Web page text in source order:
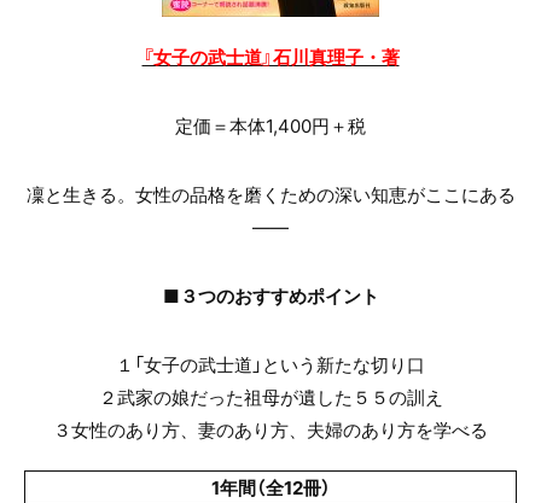
『女子の武士道』石川真理子・著
定価＝本体1,400円＋税
凜と生きる。女性の品格を磨くための深い知恵がここにある
——
■３つのおすすめポイント
１「女子の武士道」という新たな切り口
２武家の娘だった祖母が遺した５５の訓え
３女性のあり方、妻のあり方、夫婦のあり方を学べる
1年間（全12冊）